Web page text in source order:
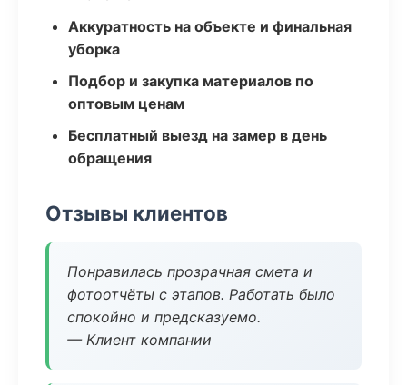
Аккуратность на объекте и финальная
уборка
Подбор и закупка материалов по
оптовым ценам
Бесплатный выезд на замер в день
обращения
Отзывы клиентов
Понравилась прозрачная смета и
фотоотчёты с этапов. Работать было
спокойно и предсказуемо.
— Клиент компании